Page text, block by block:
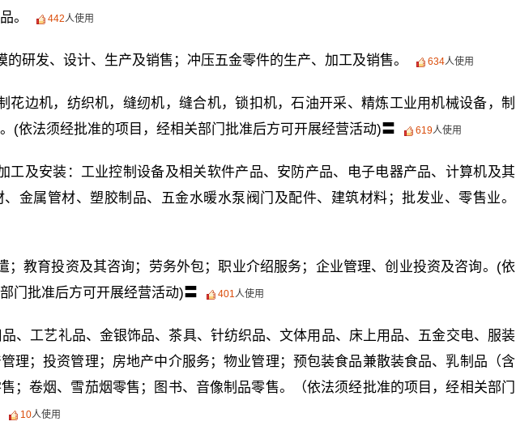
。
442人使用
的研发、设计、生产及销售；冲压五金零件的生产、加工及销售。 634人使用
花边机，纺织机，缝纫机，缝合机，锁扣机，石油开采、精炼工业用机械设备，制
(依法须经批准的项目，经相关部门批准后方可开展经营活动)〓
619人使用
工及安装：工业控制设备及相关软件产品、安防产品、电子电器产品、计算机及其
金属管材、塑胶制品、五金水暖水泵阀门及配件、建筑材料；批发业、零售业。
；教育投资及其咨询；劳务外包；职业介绍服务；企业管理、创业投资及咨询。(依
门批准后方可开展经营活动)〓
401人使用
、工艺礼品、金银饰品、茶具、针纺织品、文体用品、床上用品、五金交电、服装
理；投资管理；房地产中介服务；物业管理；预包装食品兼散装食品、乳制品（含
；卷烟、雪茄烟零售；图书、音像制品零售。（依法须经批准的项目，经相关部门
10人使用